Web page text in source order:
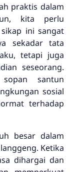
praktis dalam
kita perlu
ini sangat
sekadar tata
tetapi juga
seseorang.
santun
sosial
terhadap
besar dalam
Ketika
dihargai dan